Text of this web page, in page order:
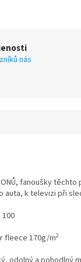
nás
fanoušky
k televizi při
100
fleece 170g/m2